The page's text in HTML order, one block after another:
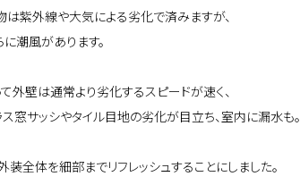
は紫外線や大気による劣化で済みますが、
潮風があります。
外壁は通常より劣化するスピードが速く、
窓サッシやタイル目地の劣化が目立ち、室内に漏水も。
装全体を細部までリフレッシュすることにしました。